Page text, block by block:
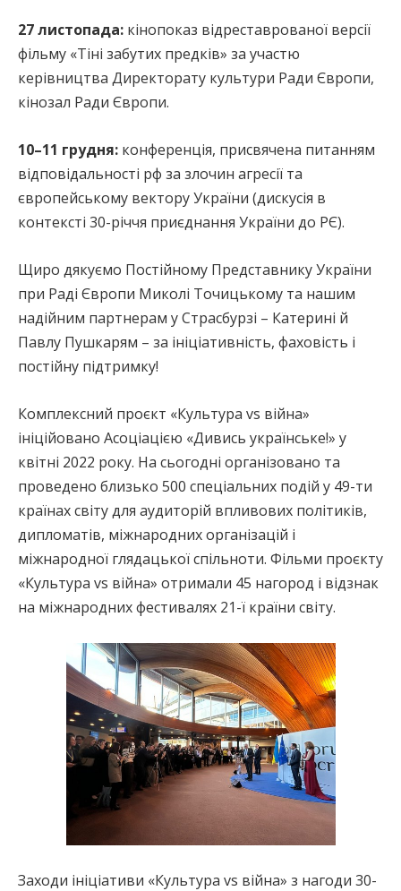
27 листопада: кінопоказ відреставрованої версії
фільму «Тіні забутих предків» за участю
керівництва Директорату культури Ради Європи,
кінозал Ради Європи.
10–11 грудня: конференція, присвячена питанням
відповідальності рф за злочин агресії та
європейському вектору України (дискусія в
контексті 30-річчя приєднання України до РЄ).
Щиро дякуємо Постійному Представнику України
при Раді Європи Миколі Точицькому та нашим
надійним партнерам у Страсбурзі – Катерині й
Павлу Пушкарям – за ініціативність, фаховість і
постійну підтримку!
Комплексний проєкт «Культура vs війна»
ініційовано Асоціацією «Дивись українське!» у
квітні 2022 року. На сьогодні організовано та
проведено близько 500 спеціальних подій у 49-ти
країнах світу для аудиторій впливових політиків,
дипломатів, міжнародних організацій і
міжнародної глядацької спільноти. Фільми проєкту
«Культура vs війна» отримали 45 нагород і відзнак
на міжнародних фестивалях 21-ї країни світу.
Заходи ініціативи «Культура vs війна» з нагоди 30-